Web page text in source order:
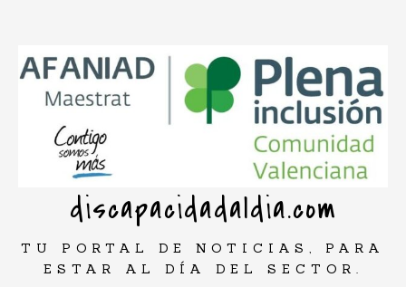
contenido
discapacidadaldia.com
TU PORTAL DE NOTICIAS, PARA
ESTAR AL DÍA DEL SECTOR.